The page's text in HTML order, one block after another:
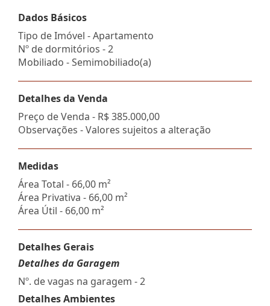
Dados Básicos
Tipo de Imóvel - Apartamento
Nº de dormitórios - 2
Mobiliado - Semimobiliado(a)
Detalhes da Venda
Preço de Venda - R$ 385.000,00
Observações - Valores sujeitos a alteração
Medidas
Área Total - 66,00 m²
Área Privativa - 66,00 m²
Área Útil - 66,00 m²
Detalhes Gerais
Detalhes da Garagem
Nº. de vagas na garagem - 2
Detalhes Ambientes